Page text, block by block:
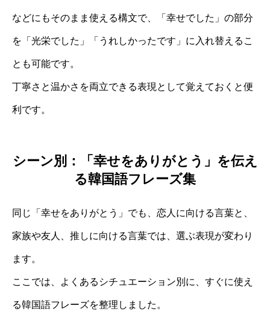
などにもそのまま使える構文で、「幸せでした」の部分
を「光栄でした」「うれしかったです」に入れ替えるこ
とも可能です。
丁寧さと温かさを両立できる表現として覚えておくと便
利です。
シーン別：「幸せをありがとう」を伝え
る韓国語フレーズ集
同じ「幸せをありがとう」でも、恋人に向ける言葉と、
家族や友人、推しに向ける言葉では、選ぶ表現が変わり
ます。
ここでは、よくあるシチュエーション別に、すぐに使え
る韓国語フレーズを整理しました。